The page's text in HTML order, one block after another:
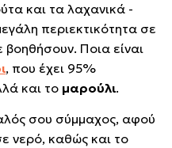
και τα λαχανικά -
περιεκτικότητα σε
Ποια είναι
, που έχει 95%
και το μαρούλι.
σου σύμμαχος, αφού
νερό, καθώς και το